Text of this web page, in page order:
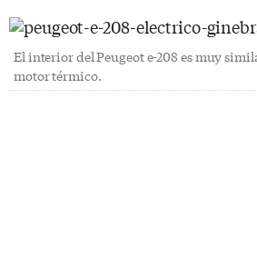
El interior del Peugeot e-208 es muy
motor térmico.